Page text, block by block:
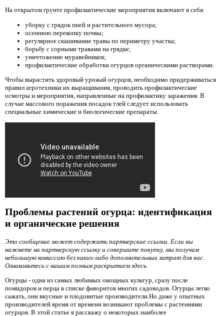
На открытом грунте профилактические мероприятия включают в себя:
уборку с грядок пней и растительного мусора;
осеннюю перекопку почвы;
регулярное скашивание травы по периметру участка;
борьбу с сорными травами на грядке;
уничтожение муравейников;
профилактические обработки огурцов органическими растворами.
Чтобы вырастить здоровый урожай огурцов, необходимо придерживаться
правил агротехники их выращивания, проводить профилактические
осмотры и мероприятия, направленные на профилактику заражения. В
случае массового поражения посадок тлей следует использовать
специальные химические и биологические препараты.
Проблемы растений огурца: идентификация
и органические решения
Это сообщение может содержать партнерские ссылки. Если вы
нажмете на партнерскую ссылку и совершите покупку, мы получим
небольшую комиссию без каких-либо дополнительных затрат для вас.
Ознакомьтесь с нашим полным раскрытием здесь.
Огурцы - одна из самых любимых овощных культур, сразу после
помидоров и перца в списке фаворитов многих садоводов. Огурцы легко
сажать, они вкусные и плодовитые производители.Но даже у опытных
производителей время от времени возникают проблемы с растениями
огурцов. В этой статье я расскажу о некоторых наиболее